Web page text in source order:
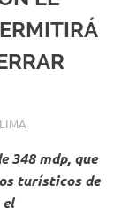
348 mdp, que
turísticos de